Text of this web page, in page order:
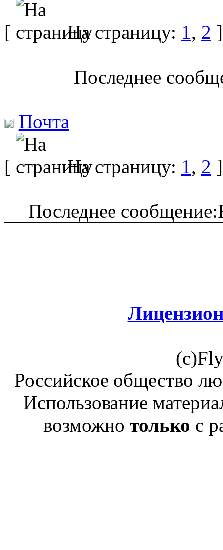
[ На страницу: 1, 2 ]
Последнее
Почта
[ На страницу: 1, 2 ]
Последнее
Российское общество
Использование
возможно только с